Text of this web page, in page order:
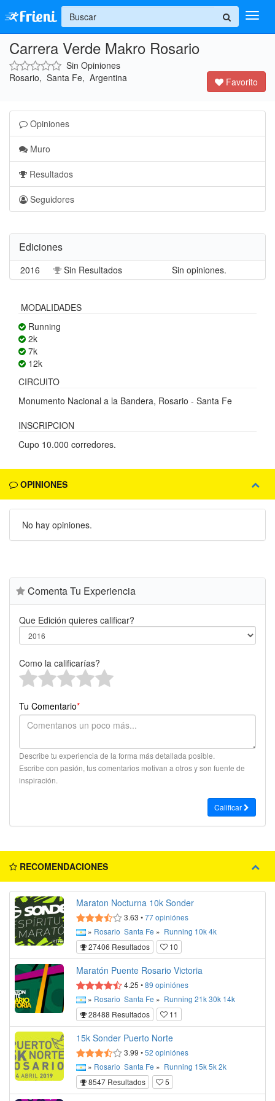
Ingresar
Inicio
+
Carrera Verde Makro Rosario
Sin Opiniones
Rosario, Santa Fe, Argentina
Favorito
Opiniones
Muro
Resultados
Seguidores
Ediciones
2016 Sin Resultados Sin opiniones.
MODALIDADES
Running
2k
7k
12k
CIRCUITO
Monumento Nacional a la Bandera, Rosario - Santa Fe
INSCRIPCION
Cupo 10.000 corredores.
OPINIONES
No hay opiniones.
Comenta Tu Experiencia
Que Edición quieres calificar?
Como la calificarías?
Tu Comentario*
Describe tu experiencia de la forma más detallada posible.
Escribe con pasión, tus comentarios motivan a otros y son fuente de
inspiración.
Calificar
RECOMENDACIONES
Maraton Nocturna 10k Sonder
3.63 •77opiniónes
» Rosario Santa Fe » Running 10k4k
27406 Resultados
10
Maratón Puente Rosario Victoria
4.25 •89 opiniónes
» Rosario Santa Fe » Running 21k30k 14k
28488 Resultados
11
15k Sonder Puerto Norte
3.99 •52 opiniónes
» Rosario Santa Fe » Running 15k5k2k
8547 Resultados
5